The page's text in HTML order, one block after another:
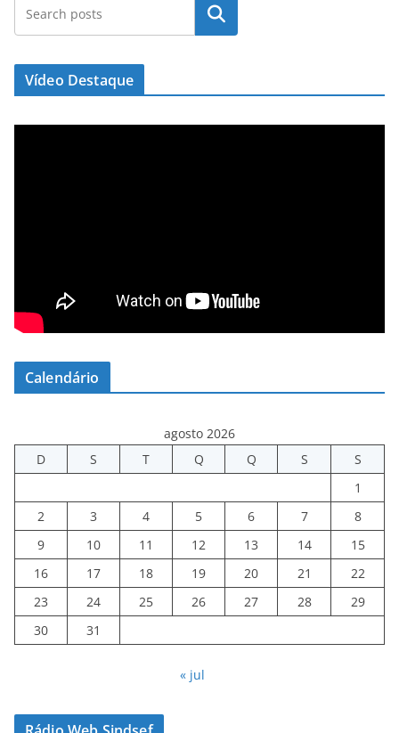
Pesquisar
Vídeo Destaque
Calendário
agosto 2026
D
S T Q Q S
S
1
2
3 4 5 6 7
8
9
10 11 12 13 14
15
16
17 18 19 20 21
22
23
24 25 26 27 28
29
30
31
« jul